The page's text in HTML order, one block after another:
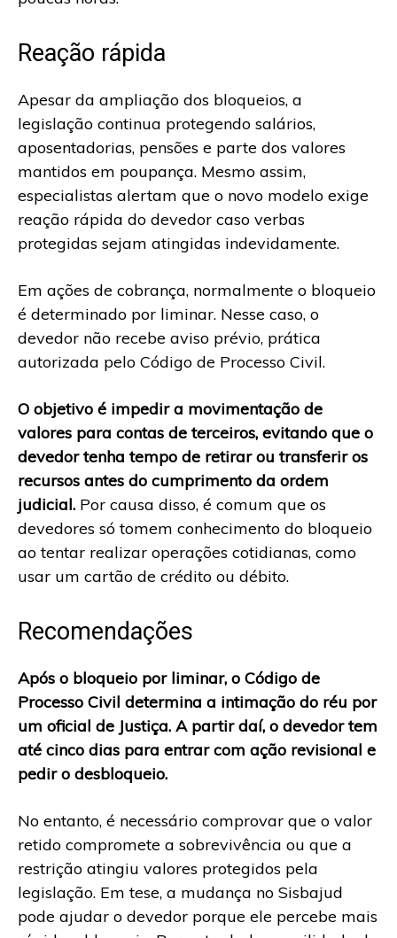
Reação rápida
Apesar da ampliação dos bloqueios, a
legislação continua protegendo salários,
aposentadorias, pensões e parte dos valores
mantidos em poupança. Mesmo assim,
especialistas alertam que o novo modelo exige
reação rápida do devedor caso verbas
protegidas sejam atingidas indevidamente.
Em ações de cobrança, normalmente o bloqueio
é determinado por liminar. Nesse caso, o
devedor não recebe aviso prévio, prática
autorizada pelo Código de Processo Civil.
O objetivo é impedir a movimentação de
valores para contas de terceiros, evitando que o
devedor tenha tempo de retirar ou transferir os
recursos antes do cumprimento da ordem
judicial. Por causa disso, é comum que os
devedores só tomem conhecimento do bloqueio
ao tentar realizar operações cotidianas, como
usar um cartão de crédito ou débito.
Recomendações
Após o bloqueio por liminar, o Código de
Processo Civil determina a intimação do réu por
um oficial de Justiça. A partir daí, o devedor tem
até cinco dias para entrar com ação revisional e
pedir o desbloqueio.
No entanto, é necessário comprovar que o valor
retido compromete a sobrevivência ou que a
restrição atingiu valores protegidos pela
legislação. Em tese, a mudança no Sisbajud
pode ajudar o devedor porque ele percebe mais